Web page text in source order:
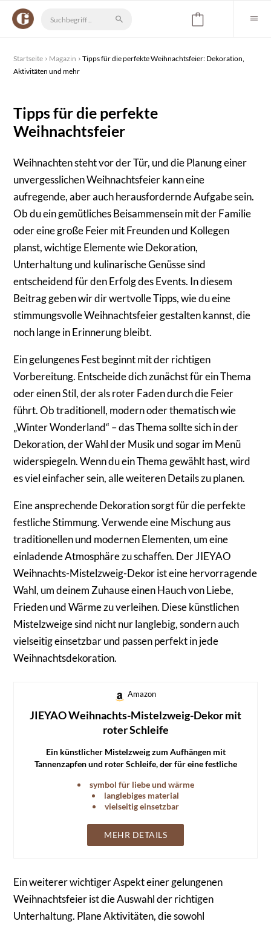
Startseite Magazin
Tipps für die perfekte Weihnachtsfeier: Dekoration,
Aktivitäten und mehr
Tipps für die perfekte
Weihnachtsfeier
Weihnachten steht vor der Tür, und die Planung einer
unvergesslichen Weihnachtsfeier kann eine
aufregende, aber auch herausfordernde Aufgabe sein.
Ob du ein gemütliches Beisammensein mit der Familie
oder eine große Feier mit Freunden und Kollegen
planst, wichtige Elemente wie Dekoration,
Unterhaltung und kulinarische Genüsse sind
entscheidend für den Erfolg des Events. In diesem
Beitrag geben wir dir wertvolle Tipps, wie du eine
stimmungsvolle Weihnachtsfeier gestalten kannst, die
noch lange in Erinnerung bleibt.
Ein gelungenes Fest beginnt mit der richtigen
Vorbereitung. Entscheide dich zunächst für ein Thema
oder einen Stil, der als roter Faden durch die Feier
führt. Ob traditionell, modern oder thematisch wie
„Winter Wonderland“ – das Thema sollte sich in der
Dekoration, der Wahl der Musik und sogar im Menü
widerspiegeln. Wenn du ein Thema gewählt hast, wird
es viel einfacher sein, alle weiteren Details zu planen.
Eine ansprechende Dekoration sorgt für die perfekte
festliche Stimmung. Verwende eine Mischung aus
traditionellen und modernen Elementen, um eine
einladende Atmosphäre zu schaffen. Der JIEYAO
Weihnachts-Mistelzweig-Dekor ist eine hervorragende
Wahl, um deinem Zuhause einen Hauch von Liebe,
Frieden und Wärme zu verleihen. Diese künstlichen
Mistelzweige sind nicht nur langlebig, sondern auch
vielseitig einsetzbar und passen perfekt in jede
Weihnachtsdekoration.
Amazon
JIEYAO Weihnachts-Mistelzweig-Dekor mit
roter Schleife
Ein künstlicher Mistelzweig zum Aufhängen mit
Tannenzapfen und roter Schleife, der für eine festliche
symbol für liebe und wärme
langlebiges material
vielseitig einsetzbar
MEHR DETAILS
Ein weiterer wichtiger Aspekt einer gelungenen
Weihnachtsfeier ist die Auswahl der richtigen
Unterhaltung. Plane Aktivitäten, die sowohl